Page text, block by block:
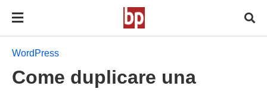
WordPress
Come duplicare una